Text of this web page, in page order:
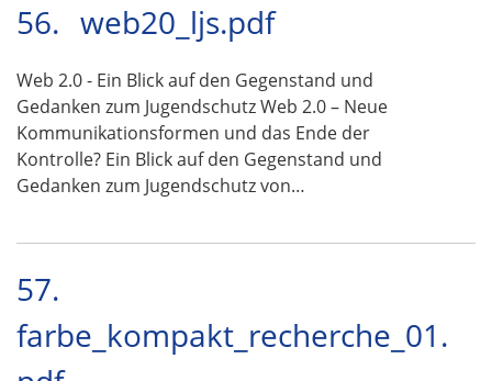
56. web20_ljs.pdf
Web 2.0 - Ein Blick auf den Gegenstand und
Gedanken zum Jugendschutz Web 2.0 – Neue
Kommunikationsformen und das Ende der
Kontrolle? Ein Blick auf den Gegenstand und
Gedanken zum Jugendschutz von…
57.
farbe_kompakt_recherche_01.